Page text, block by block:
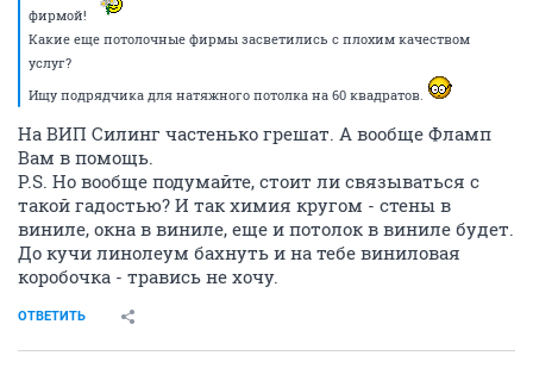
фирмой!
Какие еще потолочные фирмы засветились с плохим качеством
услуг?
Ищу подрядчика для натяжного потолка на 60 квадратов.
На ВИП Силинг частенько грешат. А вообще Фламп
Вам в помощь.
P.S. Но вообще подумайте, стоит ли связываться с
такой гадостью? И так химия кругом - стены в
виниле, окна в виниле, еще и потолок в виниле будет.
До кучи линолеум бахнуть и на тебе виниловая
коробочка - травись не хочу.
ОТВЕТИТЬ